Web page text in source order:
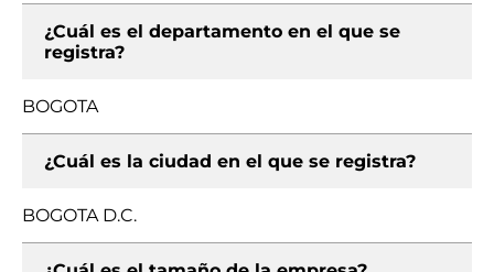
¿Cuál es el departamento en el que se
registra?
BOGOTA
¿Cuál es la ciudad en el que se registra?
BOGOTA D.C.